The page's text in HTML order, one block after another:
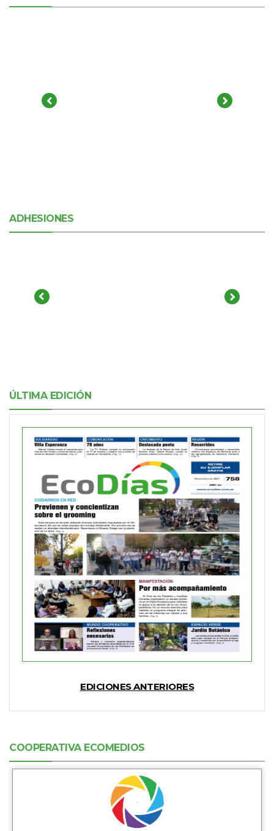
ADHESIONES
ÚLTIMA EDICIÓN
EDICIONES ANTERIORES
COOPERATIVA ECOMEDIOS